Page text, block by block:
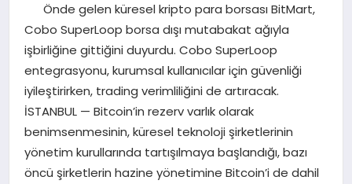
EKONOMI
MAGAZIN
Önde gelen küresel kripto para borsası BitMart,
Cobo SuperLoop borsa dışı mutabakat ağıyla
işbirliğine gittiğini duyurdu. Cobo SuperLoop
entegrasyonu, kurumsal kullanıcılar için güvenliği
iyileştirirken, trading verimliliğini de artıracak.
İSTANBUL — Bitcoin’in rezerv varlık olarak
benimsenmesinin, küresel teknoloji şirketlerinin
yönetim kurullarında tartışılmaya başlandığı, bazı
öncü şirketlerin hazine yönetimine Bitcoin’i de dahil